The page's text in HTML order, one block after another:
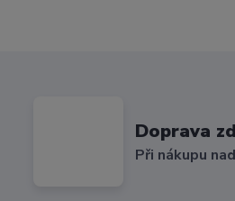
Doprava
Při nákupu